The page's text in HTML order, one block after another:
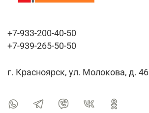
+7-933-200-40-50
+7-939-265-50-50
г. Красноярск, ул. Молокова, д. 46